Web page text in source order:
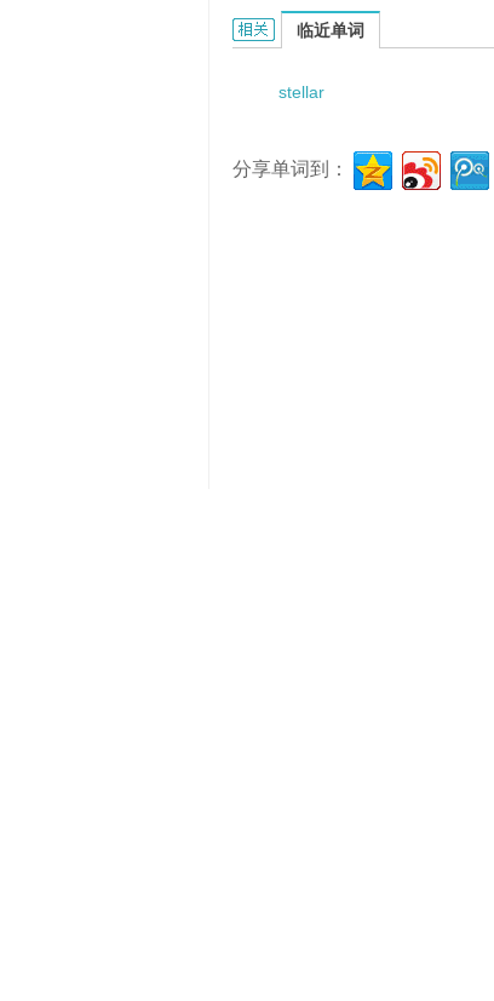
Stellaria arisanensis的相关资料：
临近单词
stellar
分享单词到：